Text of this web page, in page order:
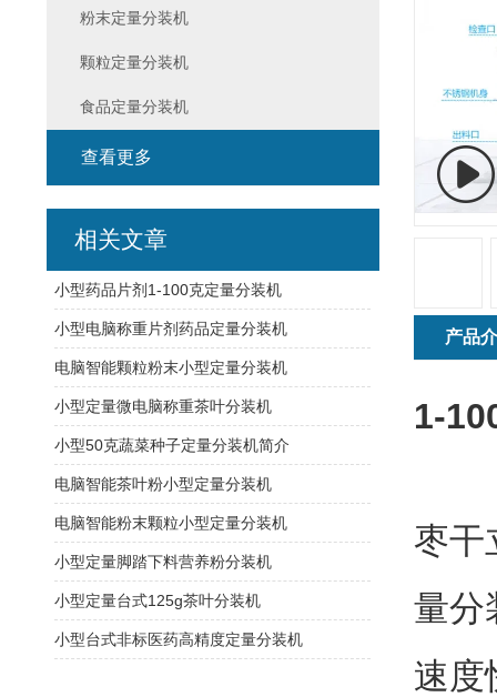
产品
1-
枣干
量分
速度
粉末定量分装机
颗粒定量分装机
食品定量分装机
查看更多
相关文章
小型药品片剂1-100克定量分装机
小型电脑称重片剂药品定量分装机
电脑智能颗粒粉末小型定量分装机
小型定量微电脑称重茶叶分装机
小型50克蔬菜种子定量分装机简介
电脑智能茶叶粉小型定量分装机
电脑智能粉末颗粒小型定量分装机
小型定量脚踏下料营养粉分装机
小型定量台式125g茶叶分装机
小型台式非标医药高精度定量分装机